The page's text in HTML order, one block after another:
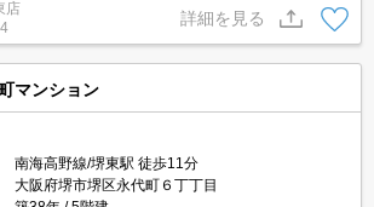
店
詳細を見る
マンション
南海高野線/堺東駅 徒歩11分
大阪府堺市堺区永代町６丁丁目